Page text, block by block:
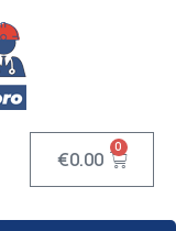
€0.00
0